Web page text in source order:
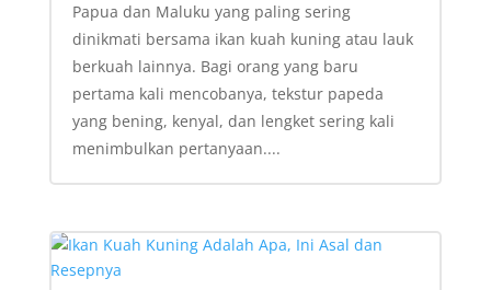
Papua dan Maluku yang paling sering
dinikmati bersama ikan kuah kuning atau lauk
berkuah lainnya. Bagi orang yang baru
pertama kali mencobanya, tekstur papeda
yang bening, kenyal, dan lengket sering kali
menimbulkan pertanyaan....